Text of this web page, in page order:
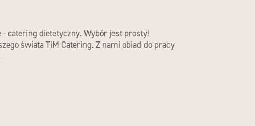
catering dietetyczny. Wybór jest prosty!
świata TiM Catering. Z nami obiad do pracy